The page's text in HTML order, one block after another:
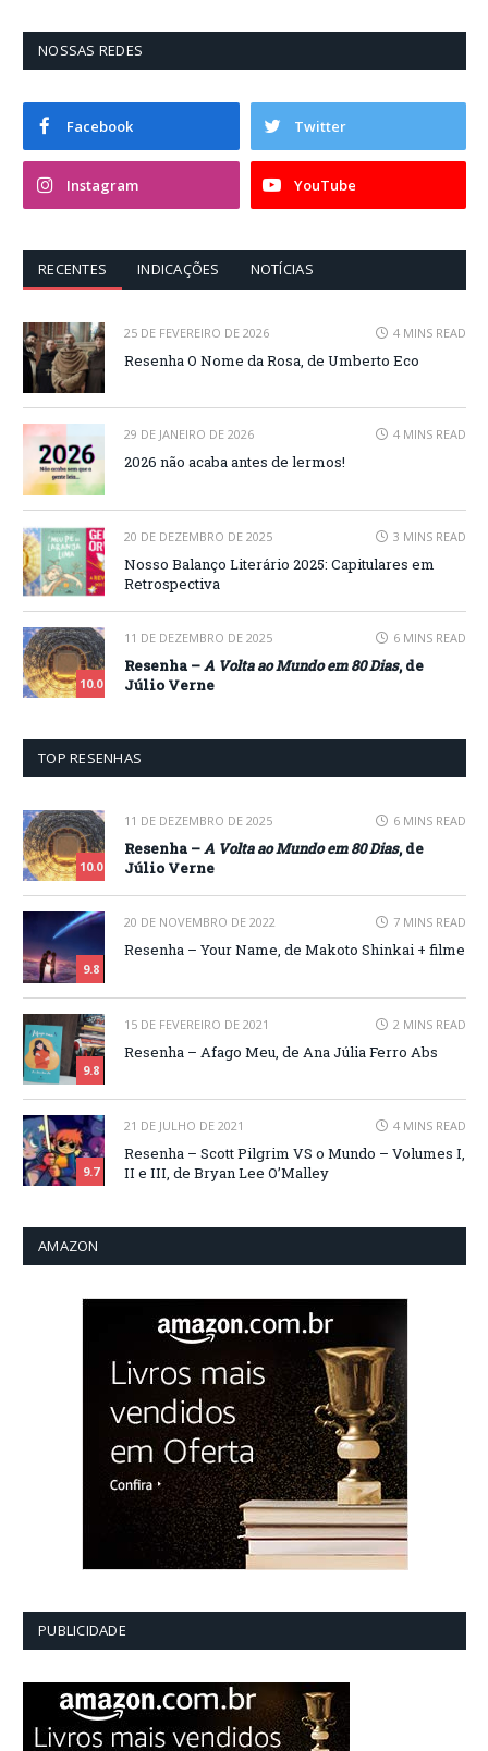
NOSSAS REDES
Facebook Twitter
Instagram YouTube
RECENTES INDICAÇÕES NOTÍCIAS
25 DE FEVEREIRO DE 2026 4 MINS READ
Resenha O Nome da Rosa, de Umberto Eco
29 DE JANEIRO DE 2026 4 MINS READ
2026 não acaba antes de lermos!
20 DE DEZEMBRO DE 2025 3 MINS READ
Nosso Balanço Literário 2025: Capitulares em
Retrospectiva
10.0
11 DE DEZEMBRO DE 2025 6 MINS READ
Resenha –A Volta ao Mundo em 80 Dias, de
Júlio Verne
TOP RESENHAS
10.0
11 DE DEZEMBRO DE 2025 6 MINS READ
Resenha –A Volta ao Mundo em 80 Dias, de
Júlio Verne
9.8
20 DE NOVEMBRO DE 2022 7 MINS READ
Resenha – Your Name, de Makoto Shinkai + filme
9.8
15 DE FEVEREIRO DE 2021 2 MINS READ
Resenha – Afago Meu, de Ana Júlia Ferro Abs
9.7
21 DE JULHO DE 2021 4 MINS READ
Resenha – Scott Pilgrim VS o Mundo – Volumes I,
II e III, de Bryan Lee O’Malley
AMAZON
PUBLICIDADE